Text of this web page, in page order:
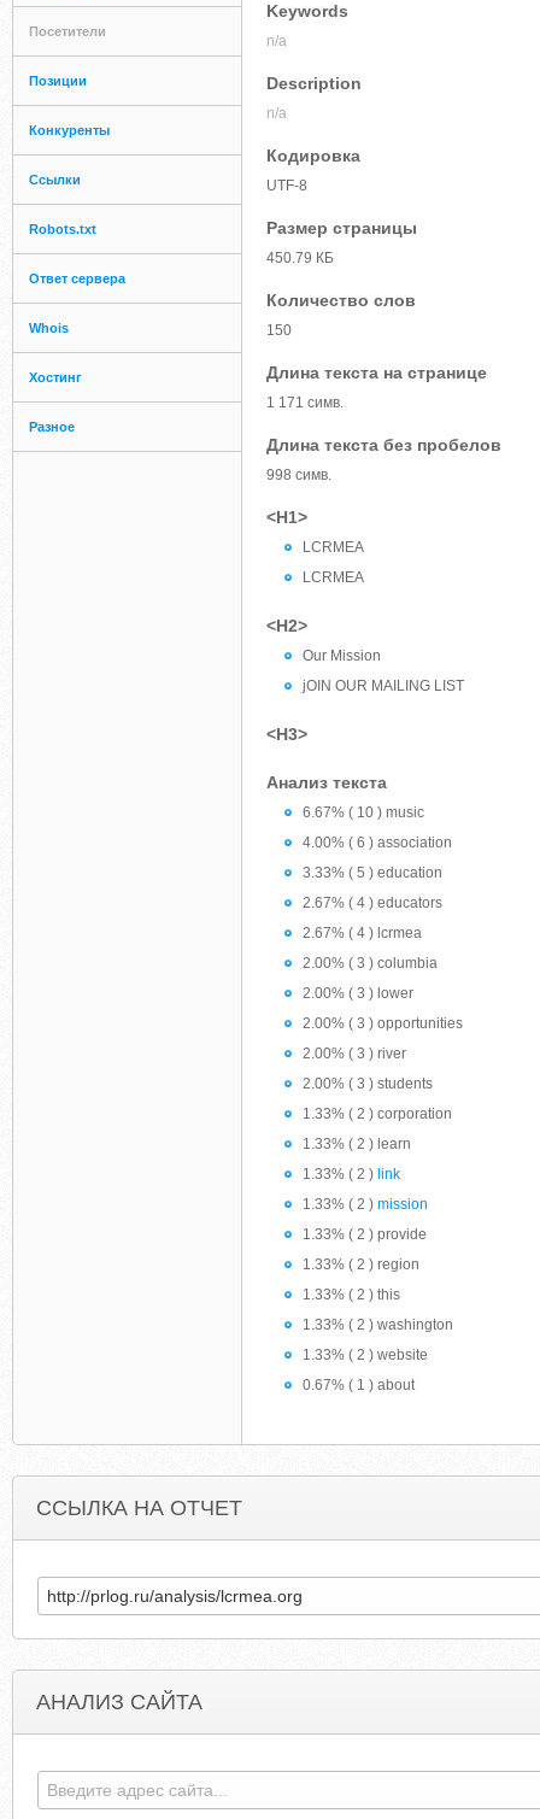
Посетители
Позиции
Конкуренты
Ссылки
Robots.txt
Ответ сервера
Whois
Хостинг
Разное
Keywords
n/a
Description
n/a
Кодировка
UTF-8
Размер страницы
450.79 КБ
Количество слов
150
Длина текста на странице
1 171 симв.
Длина текста без пробелов
998 симв.
<H1>
LCRMEA
LCRMEA
<H2>
Our Mission
jOIN OUR MAILING LIST
<H3>
Анализ текста
6.67% ( 10 ) music
4.00% ( 6 ) association
3.33% ( 5 ) education
2.67% ( 4 ) educators
2.67% ( 4 ) lcrmea
2.00% ( 3 ) columbia
2.00% ( 3 ) lower
2.00% ( 3 ) opportunities
2.00% ( 3 ) river
2.00% ( 3 ) students
1.33% ( 2 ) corporation
1.33% ( 2 ) learn
1.33% ( 2 ) link
1.33% ( 2 ) mission
1.33% ( 2 ) provide
1.33% ( 2 ) region
1.33% ( 2 ) this
1.33% ( 2 ) washington
1.33% ( 2 ) website
0.67% ( 1 ) about
ССЫЛКА НА ОТЧЕТ
АНАЛИЗ САЙТА